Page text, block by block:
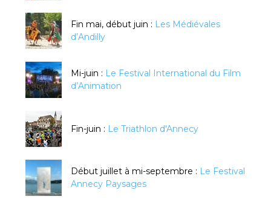
Fin mai, début juin : Les Médiévales
d’Andilly
Mi-juin : Le Festival International du Film
d’Animation
Fin-juin : Le Triathlon d'Annecy
Début juillet à mi-septembre : Le Festival
Annecy Paysages